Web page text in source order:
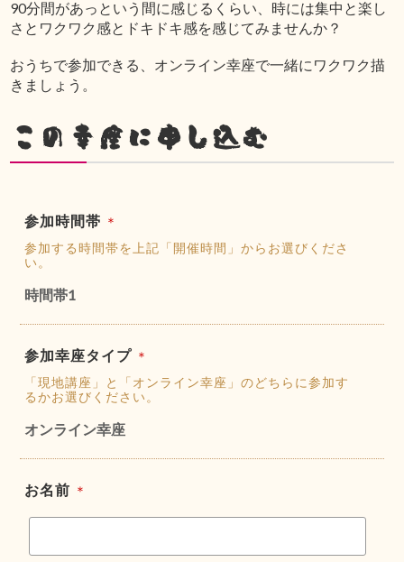
90分間があっという間に感じるくらい、時には集中と楽し
さとワクワク感とドキドキ感を感じてみませんか？
おうちで参加できる、オンライン幸座で一緒にワクワク描
きましょう。
この幸座に申し込む
参加時間帯 ＊
参加する時間帯を上記「開催時間」からお選びくださ
い。
時間帯1
参加幸座タイプ ＊
「現地講座」と「オンライン幸座」のどちらに参加す
るかお選びください。
オンライン幸座
お名前 ＊